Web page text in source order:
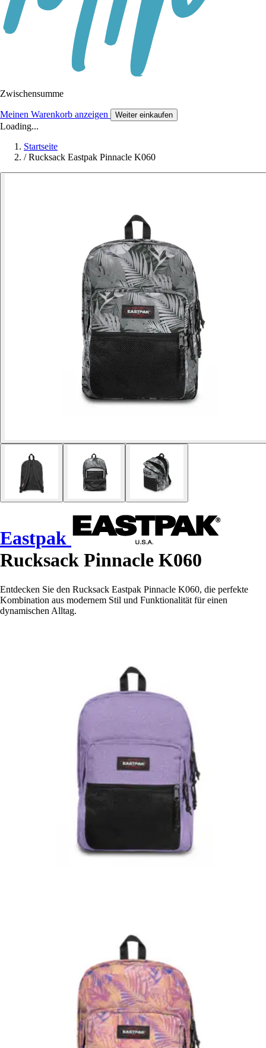
Zwischensumme
Meinen Warenkorb anzeigen Weiter einkaufen
Loading...
Startseite
/ Rucksack Eastpak Pinnacle K060
Eastpak
Rucksack Pinnacle K060
Entdecken Sie den Rucksack Eastpak Pinnacle K060, die perfekte
Kombination aus modernem Stil und Funktionalität für einen
dynamischen Alltag.